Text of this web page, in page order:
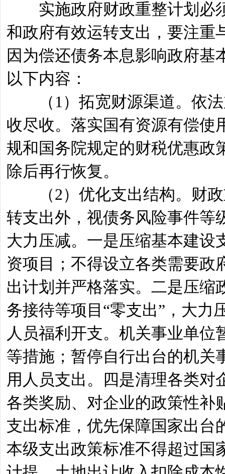
实施政府财政重整计划必须
和政府有效运转支出，要注重
因为偿还债务本息影响政府
以下内容：
（1）拓宽财源渠道。依法
收尽收。落实国有资源有偿使
规和国务院规定的财税优惠政
除后再行恢复。
（2）优化支出结构。财政
转支出外，视债务风险事件等
大力压减。一是压缩基本建设
资项目；不得设立各类需要政
出计划并严格落实。二是压缩
务接待等项目“零支出”，大力
人员福利开支。机关事业单
等措施；暂停自行出台的机关
用人员支出。四是清理各类对
各类奖励、对企业的政策性补
支出标准，优先保障国家出台
本级支出政策标准不得超过国